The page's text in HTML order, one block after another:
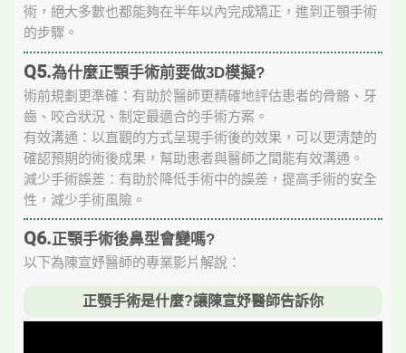
術，絕大多數也都能夠在半年以內完成矯正，進到正顎手術
的步驟。
Q5.為什麼正顎手術前要做3D模擬?
術前規劃更準確：有助於醫師更精確地評估患者的骨骼、牙
齒、咬合狀況、制定最適合的手術方案。
有效溝通：以直觀的方式呈現手術後的效果，可以更清楚的
確認預期的術後成果，幫助患者與醫師之間能有效溝通。
減少手術誤差：有助於降低手術中的誤差，提高手術的安全
性，減少手術風險。
Q6.正顎手術後鼻型會變嗎?
以下為陳宣妤醫師的專業影片解說：
正顎手術是什麼?讓陳宣妤醫師告訴你